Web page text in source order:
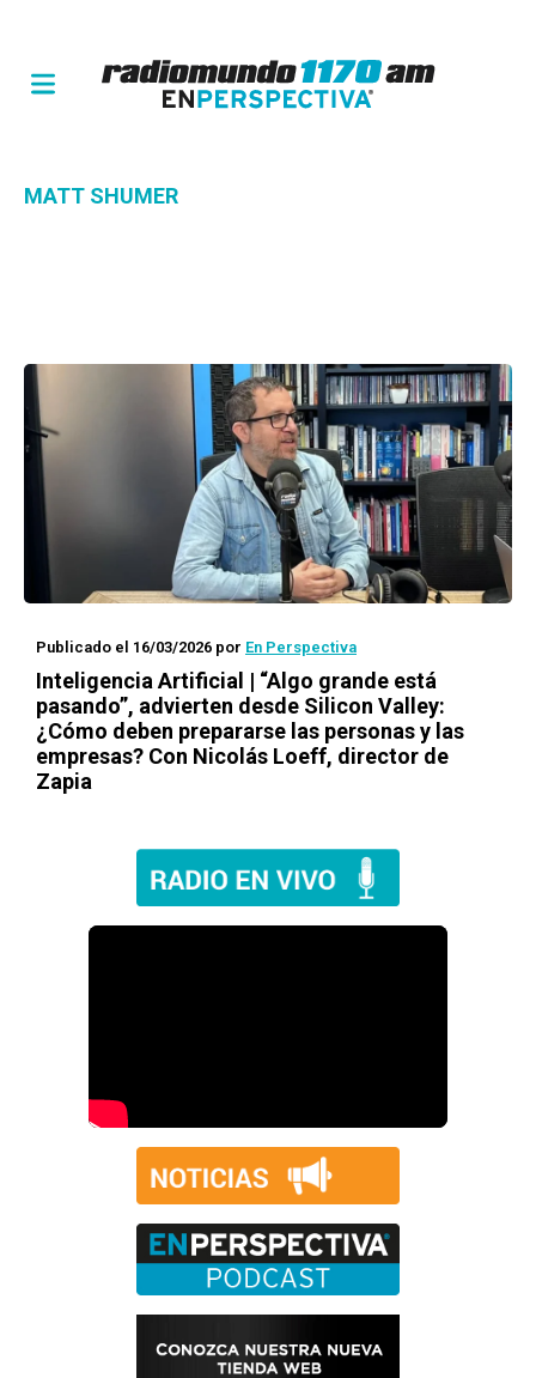
MATT SHUMER
Publicado el 16/03/2026 por En Perspectiva
Inteligencia Artificial | “Algo grande está
pasando”, advierten desde Silicon Valley:
¿Cómo deben prepararse las personas y las
empresas? Con Nicolás Loeff, director de
Zapia